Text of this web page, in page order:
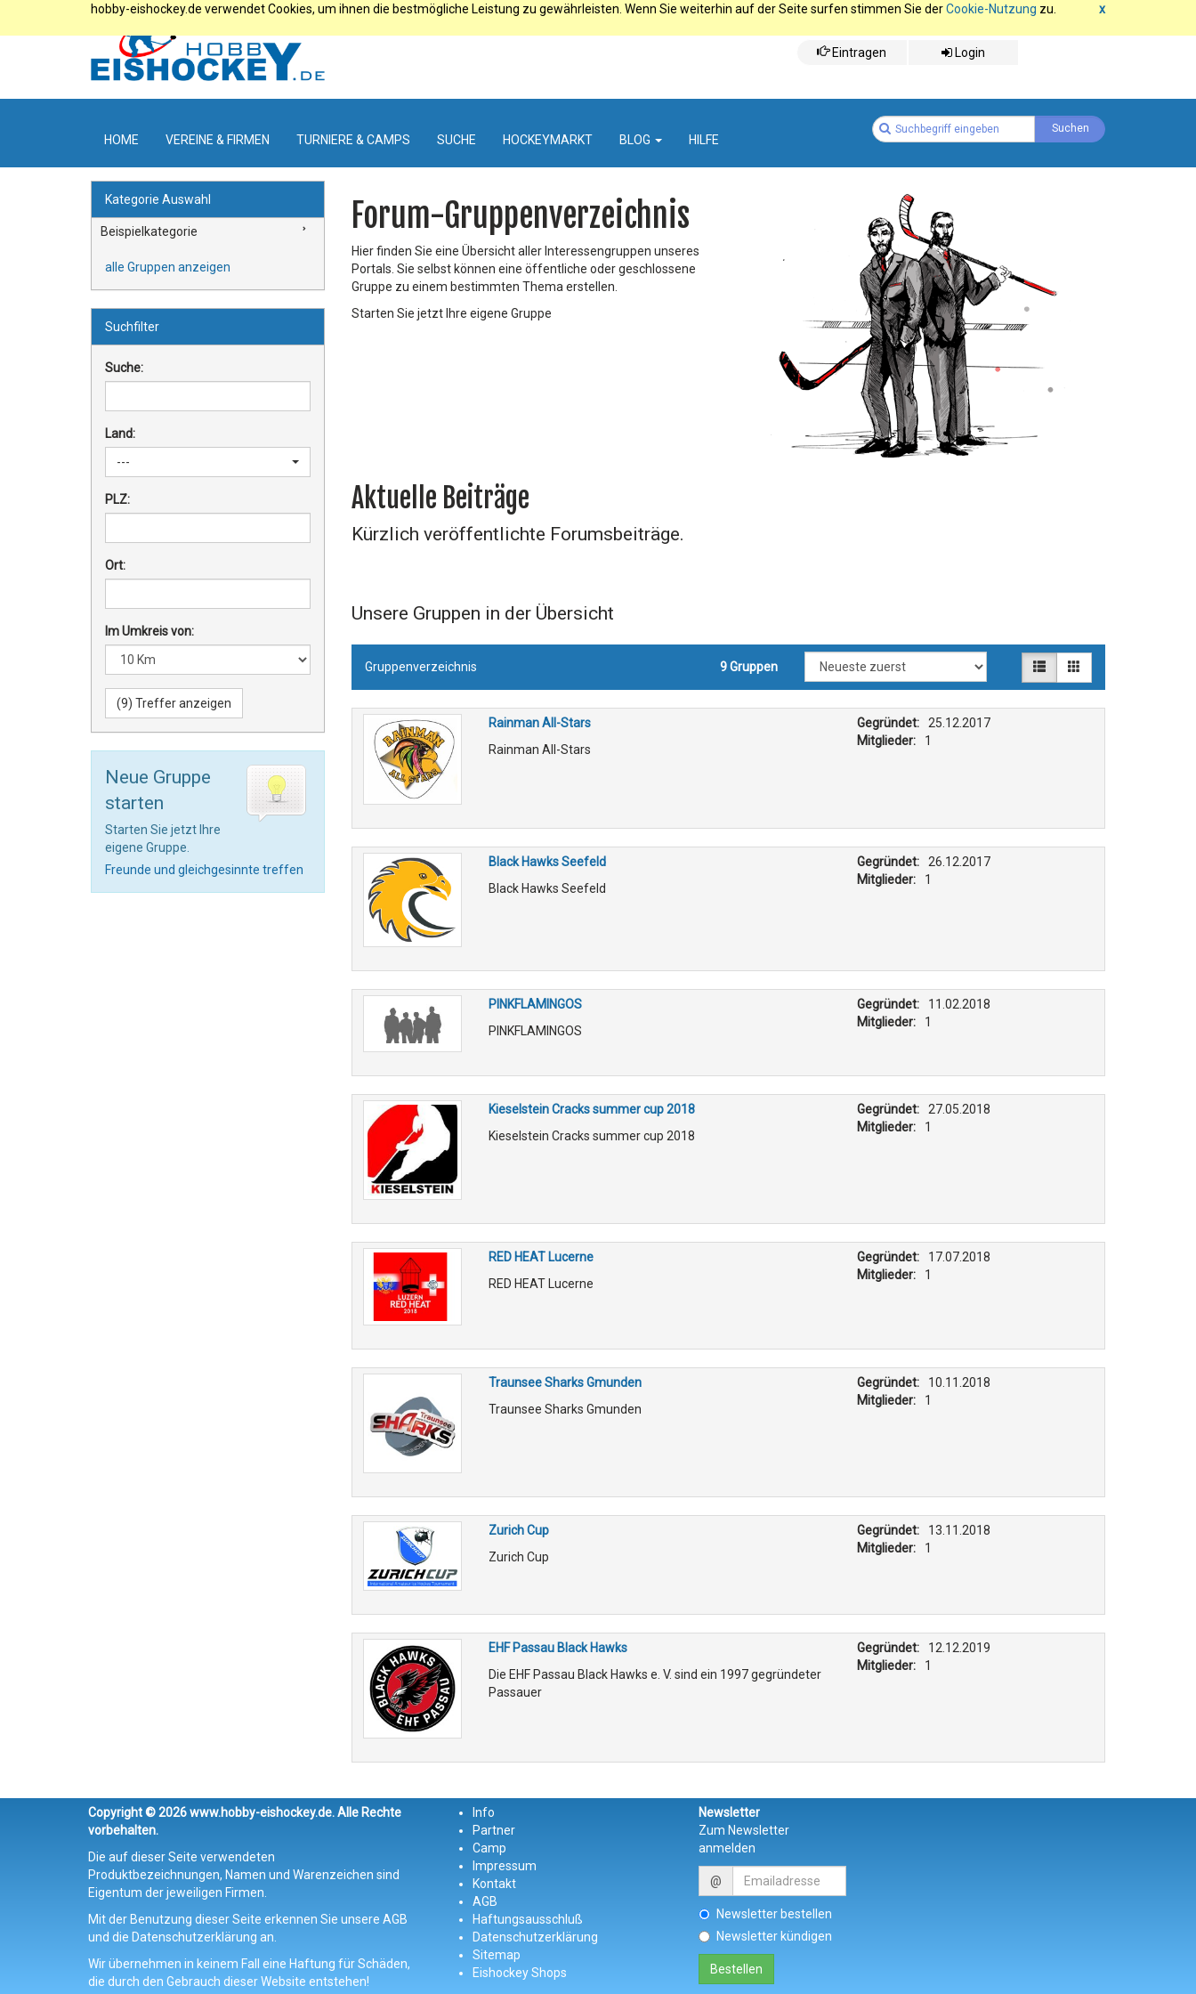
x
hobby-eishockey.de verwendet Cookies, um ihnen die bestmögliche Leistung zu gewährleisten. Wenn Sie weiterhin auf der Seite surfen stimmen Sie derCookie-Nutzung zu.
Eintragen Login
HOME VEREINE & FIRMEN TURNIERE & CAMPS SUCHE HOCKEYMARKT BLOG HILFE
Forum-Gruppenverzeichnis
Hier finden Sie eine Übersicht aller Interessengruppen unseres
Portals. Sie selbst können eine öffentliche oder geschlossene
Gruppe zu einem bestimmten Thema erstellen.
Starten Sie jetzt Ihre eigene Gruppe
Aktuelle Beiträge
Kürzlich veröffentlichte Forumsbeiträge.
Unsere Gruppen in der Übersicht
Gruppenverzeichnis 9 Gruppen
Rainman All-Stars
Rainman All-Stars
Gegründet:
25.12.2017
Mitglieder:
1
Black Hawks Seefeld
Black Hawks Seefeld
Gegründet:
26.12.2017
Mitglieder:
1
PINKFLAMINGOS
PINKFLAMINGOS
Gegründet:
11.02.2018
Mitglieder:
1
Kieselstein Cracks summer cup 2018
Kieselstein Cracks summer cup 2018
Gegründet:
27.05.2018
Mitglieder:
1
RED HEAT Lucerne
RED HEAT Lucerne
Gegründet:
17.07.2018
Mitglieder:
1
Traunsee Sharks Gmunden
Traunsee Sharks Gmunden
Gegründet:
10.11.2018
Mitglieder:
1
Zurich Cup
Zurich Cup
Gegründet:
13.11.2018
Mitglieder:
1
EHF Passau Black Hawks
Die EHF Passau Black Hawks e. V. sind ein 1997 gegründeter
Passauer
Gegründet:
12.12.2019
Mitglieder:
1
Kategorie Auswahl
Beispielkategorie
alle Gruppen anzeigen
Suchfilter
Suche:
Land:
---
PLZ:
Ort:
Im Umkreis von:
Neue Gruppe
starten
Starten Sie jetzt Ihre
eigene Gruppe.
Freunde und gleichgesinnte treffen
Copyright © 2026 www.hobby-eishockey.de. Alle Rechte
vorbehalten.
Die auf dieser Seite verwendeten
Produktbezeichnungen, Namen und Warenzeichen sind
Eigentum der jeweiligen Firmen.
Mit der Benutzung dieser Seite erkennen Sie unsere AGB
und die Datenschutzerklärung an.
Wir übernehmen in keinem Fall eine Haftung für Schäden,
die durch den Gebrauch dieser Website entstehen!
Info
Partner
Camp
Impressum
Kontakt
AGB
Haftungsausschluß
Datenschutzerklärung
Sitemap
Eishockey Shops
Newsletter
Zum Newsletter
anmelden
@
Newsletter bestellen
Newsletter kündigen